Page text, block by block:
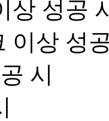
상 성공
이상 성
시